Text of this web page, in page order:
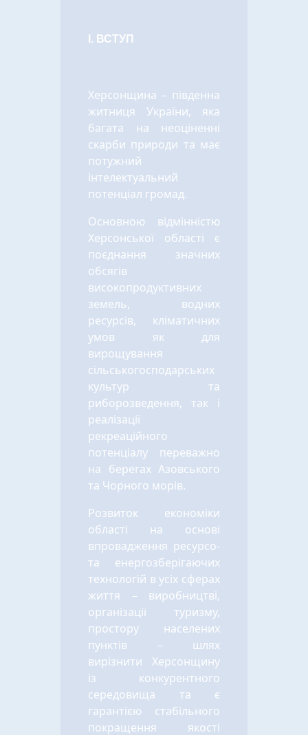
І. ВСТУП
Херсонщина – південна
житниця України, яка
багата на неоціненні
скарби природи та має
потужний
інтелектуальний
потенціал громад.
Основною відмінністю
Херсонської області є
поєднання значних
обсягів
високопродуктивних
земель, водних
ресурсів, кліматичних
умов як для
вирощування
сільськогосподарських
культур та
риборозведення, так і
реалізації
рекреаційного
потенціалу переважно
на берегах Азовського
та Чорного морів.
Розвиток економіки
області на основі
впровадження ресурсо-
та енергозберігаючих
технологій в усіх сферах
життя – виробництві,
організації туризму,
простору населених
пунктів – шлях
вирізнити Херсонщину
із конкурентного
середовища та є
гарантією стабільного
покращення якості